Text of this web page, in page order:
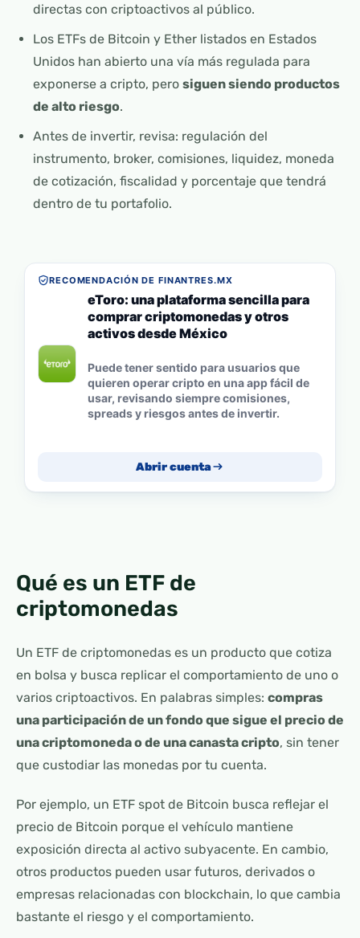
directas con criptoactivos al público.
Los ETFs de Bitcoin y Ether listados en Estados
Unidos han abierto una vía más regulada para
exponerse a cripto, pero siguen siendo productos
de alto riesgo.
Antes de invertir, revisa: regulación del
instrumento, broker, comisiones, liquidez, moneda
de cotización, fiscalidad y porcentaje que tendrá
dentro de tu portafolio.
RECOMENDACIÓN DE FINANTRES.MX
eToro: una plataforma sencilla para
comprar criptomonedas y otros
activos desde México
Puede tener sentido para usuarios que
quieren operar cripto en una app fácil de
usar, revisando siempre comisiones,
spreads y riesgos antes de invertir.
Abrir cuenta
Qué es un ETF de
criptomonedas
Un ETF de criptomonedas es un producto que cotiza
en bolsa y busca replicar el comportamiento de uno o
varios criptoactivos. En palabras simples: compras
una participación de un fondo que sigue el precio de
una criptomoneda o de una canasta cripto, sin tener
que custodiar las monedas por tu cuenta.
Por ejemplo, un ETF spot de Bitcoin busca reflejar el
precio de Bitcoin porque el vehículo mantiene
exposición directa al activo subyacente. En cambio,
otros productos pueden usar futuros, derivados o
empresas relacionadas con blockchain, lo que cambia
bastante el riesgo y el comportamiento.